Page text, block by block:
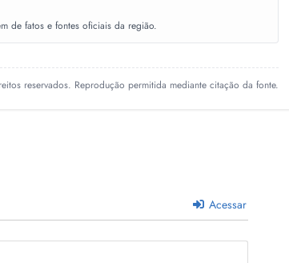
de fatos e fontes oficiais da região.
reservados. Reprodução permitida mediante citação da fonte.
Acessar